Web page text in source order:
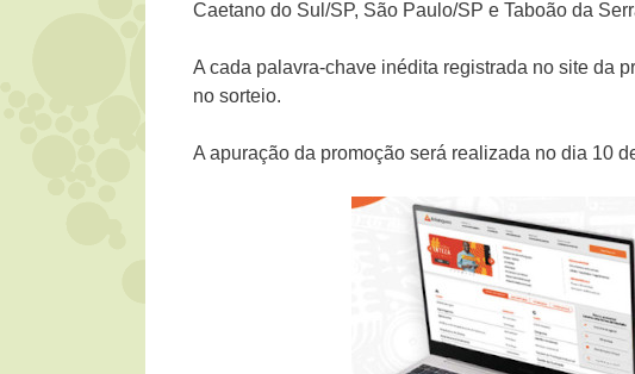
Caetano do Sul/SP, São Paulo/SP e Taboão da
A cada palavra-chave inédita registrada no site da
no sorteio.
A apuração da promoção será realizada no dia 10